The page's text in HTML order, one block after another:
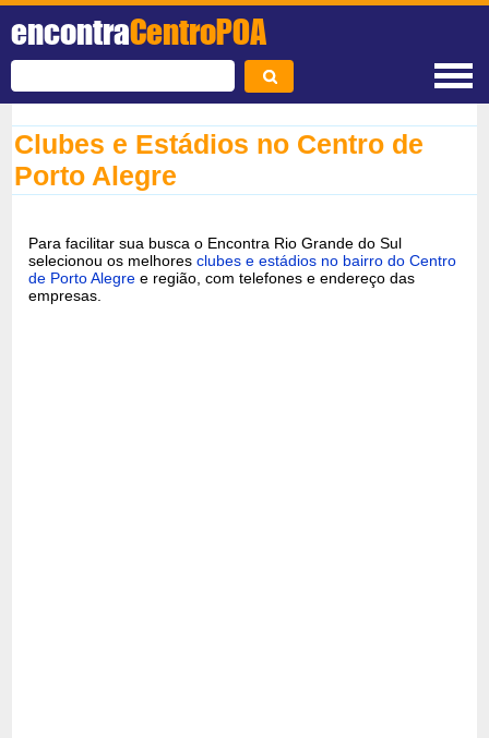
encontraCentroPOA
Clubes e Estádios no Centro de
Porto Alegre
Para facilitar sua busca o Encontra Rio Grande do Sul
selecionou os melhoresclubes e estádios no bairro do Centro
de Porto Alegre e região, com telefones e endereço das
empresas.